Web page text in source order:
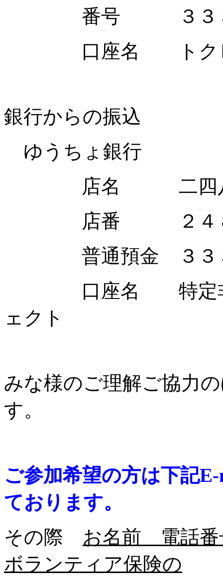
番号 ３３３９
口座名 トクヒ）
銀行からの振込
ゆうちょ銀行
店名 二四八（
店番 ２４
普通預金 ３３３
口座名 特定非営
ェクト
みな様のご理解ご協力
す。
ご参加希望の方は下記
ております。
その際 お名前 電話
ボランティア保険の